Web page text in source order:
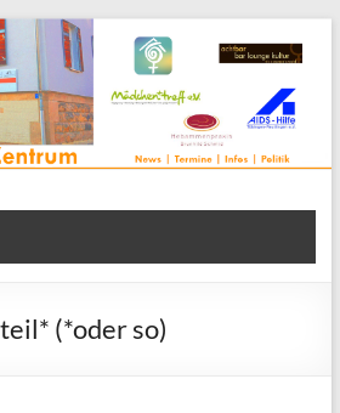
wird
| Beratung | Veranstaltungen |
für alle | Projektarbeit | Begegnung
(*oder so)